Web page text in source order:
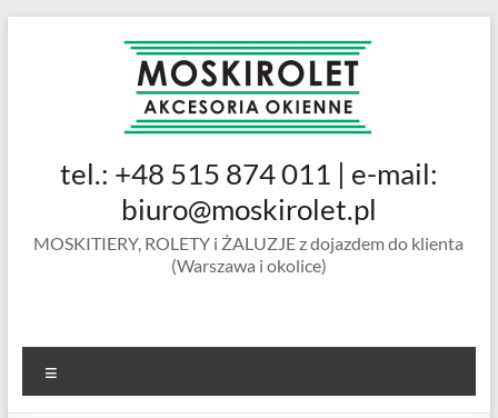
MOSKIROLET
siatki na
okienne |
ramkowe i
drzwiowe
tel.: +48 515 874 011 | e-mail:
biuro@moskirolet.pl
MOSKITIERY, ROLETY i ŻALUZJE z dojazdem do klienta
(Warszawa i okolice)